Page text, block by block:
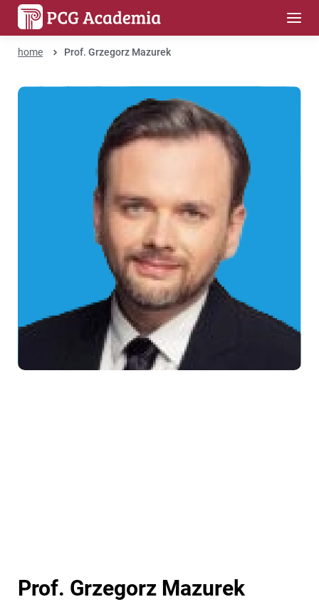
home Prof. Grzegorz Mazurek
Prof. Grzegorz Mazurek